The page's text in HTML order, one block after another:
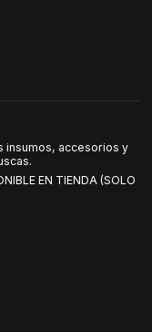
insumos, accesorios y
EN TIENDA (SOLO